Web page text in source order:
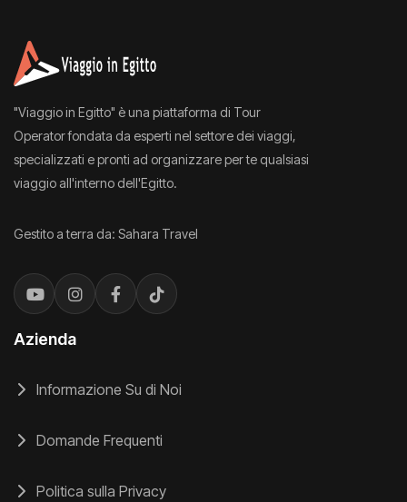
"Viaggio in Egitto" è una piattaforma di Tour
Operator fondata da esperti nel settore dei viaggi,
specializzati e pronti ad organizzare per te qualsiasi
viaggio all'interno dell'Egitto.
Gestito a terra da: Sahara Travel
Azienda
Informazione Su di Noi
Domande Frequenti
Politica sulla Privacy